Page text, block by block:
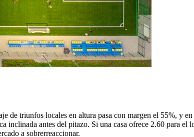
de triunfos locales en altura pasa con margen el 55%, y
inclinada antes del pitazo. Si una casa ofrece 2.60 para
a sobrerreaccionar.